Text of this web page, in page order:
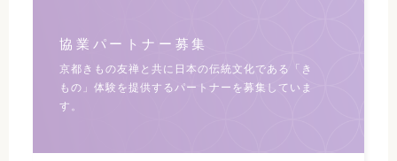
協業パートナー募集
京都きもの友禅と共に日本の伝統文化である
「き
もの」体験を提供するパートナーを募集していま
す。